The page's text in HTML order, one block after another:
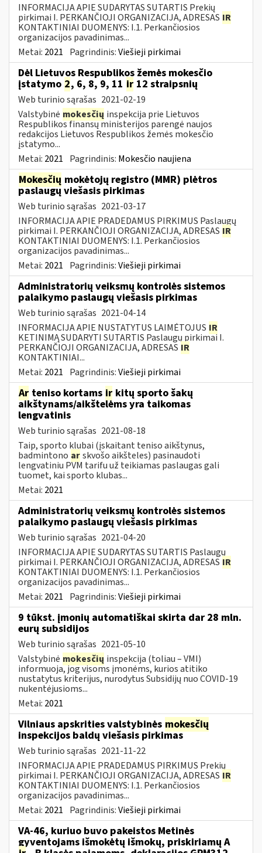
INFORMACIJA APIE SUDARYTAS SUTARTIS Prekių
pirkimai I. PERKANČIOJI ORGANIZACIJA, ADRESAS IR
KONTAKTINIAI DUOMENYS: I.1. Perkančiosios
organizacijos pavadinimas...
Metai: 2021 Pagrindinis:Viešieji pirkimai
Dėl Lietuvos Respublikos žemės mokesčio
įstatymo 2, 6, 8, 9, 11 ir 12 straipsnių
Web turinio sąrašas 2021-02-19
Valstybinė mokesčių inspekcija prie Lietuvos
Respublikos finansų ministerijos parengė naujos
redakcijos Lietuvos Respublikos žemės mokesčio
įstatymo...
Metai: 2021 Pagrindinis: Mokesčio naujiena
Mokesčių mokėtojų registro (MMR) plėtros
paslaugų viešasis pirkimas
Web turinio sąrašas 2021-03-17
INFORMACIJA APIE PRADEDAMUS PIRKIMUS Paslaugų
pirkimai I. PERKANČIOJI ORGANIZACIJA, ADRESAS IR
KONTAKTINIAI DUOMENYS: I.1. Perkančiosios
organizacijos pavadinimas...
Metai: 2021 Pagrindinis:Viešieji pirkimai
Administratorių veiksmų kontrolės sistemos
palaikymo paslaugų viešasis pirkimas
Web turinio sąrašas 2021-04-14
INFORMACIJA APIE NUSTATYTUS LAIMĖTOJUS IR
KETINIMĄ SUDARYTI SUTARTIS Paslaugų pirkimai I.
PERKANČIOJI ORGANIZACIJA, ADRESAS IR
KONTAKTINIAI...
Metai: 2021 Pagrindinis:Viešieji pirkimai
Ar teniso kortams ir kitų sporto šakų
aikštynams/aikštelėms yra taikomas
lengvatinis
Web turinio sąrašas 2021-08-18
Taip, sporto klubai (įskaitant teniso aikštynus,
badmintono arskvošo aikšteles) pasinaudoti
lengvatiniu PVM tarifu už teikiamas paslaugas gali
tuomet, kai sporto klubas...
Metai: 2021
Administratorių veiksmų kontrolės sistemos
palaikymo paslaugų viešasis pirkimas
Web turinio sąrašas 2021-04-20
INFORMACIJA APIE SUDARYTAS SUTARTIS Paslaugų
pirkimai I. PERKANČIOJI ORGANIZACIJA, ADRESAS IR
KONTAKTINIAI DUOMENYS: I.1. Perkančiosios
organizacijos pavadinimas...
Metai: 2021 Pagrindinis:Viešieji pirkimai
9 tūkst. įmonių automatiškai skirta dar 28 mln.
eurų subsidijos
Web turinio sąrašas 2021-05-10
Valstybinė mokesčių inspekcija (toliau – VMI)
informuoja, jog visoms įmonėms, kurios atitiko
nustatytus kriterijus, nurodytus Subsidijų nuo COVID-19
nukentėjusioms...
Metai: 2021
Vilniaus apskrities valstybinės mokesčių
inspekcijos baldų viešasis pirkimas
Web turinio sąrašas 2021-11-22
INFORMACIJA APIE PRADEDAMUS PIRKIMUS Prekių
pirkimai I. PERKANČIOJI ORGANIZACIJA, ADRESAS IR
KONTAKTINIAI DUOMENYS: I.1. Perkančiosios
organizacijos pavadinimas...
Metai: 2021 Pagrindinis:Viešieji pirkimai
VA-46, kuriuo buvo pakeistos Metinės
gyventojams išmokėtų išmokų, priskiriamų A